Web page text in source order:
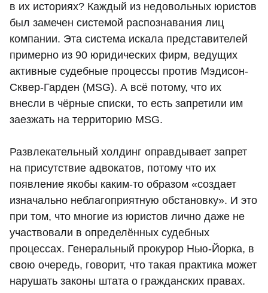
в их историях? Каждый из недовольных юристов
был замечен системой распознавания лиц
компании. Эта система искала представителей
примерно из 90 юридических фирм, ведущих
активные судебные процессы против Мэдисон-
Сквер-Гарден (MSG). А всё потому, что их
внесли в чёрные списки, то есть запретили им
заезжать на территорию MSG.
Развлекательный холдинг оправдывает запрет
на присутствие адвокатов, потому что их
появление якобы каким-то образом «создает
изначально неблагоприятную обстановку». И это
при том, что многие из юристов лично даже не
участвовали в определённых судебных
процессах. Генеральный прокурор Нью-Йорка, в
свою очередь, говорит, что такая практика может
нарушать законы штата о гражданских правах.